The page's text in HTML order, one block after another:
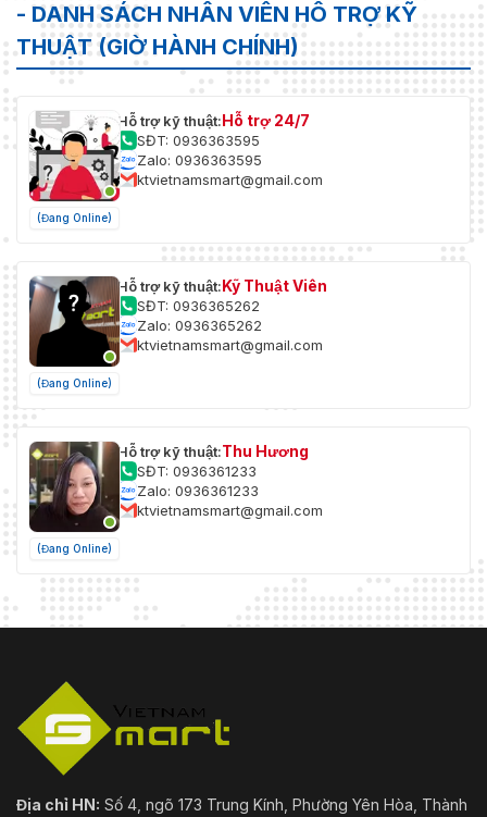
- DANH SÁCH NHÂN VIÊN HỖ TRỢ KỸ
THUẬT (GIỜ HÀNH CHÍNH)
(Đang Online)
Hỗ trợ kỹ thuật:Hỗ trợ 24/7
SĐT: 0936363595
Zalo: 0936363595
ktvietnamsmart@gmail.com
(Đang Online)
Hỗ trợ kỹ thuật:Kỹ Thuật Viên
SĐT: 0936365262
Zalo: 0936365262
ktvietnamsmart@gmail.com
(Đang Online)
Hỗ trợ kỹ thuật:Thu Hương
SĐT: 0936361233
Zalo: 0936361233
ktvietnamsmart@gmail.com
Địa chỉ HN: Số 4, ngõ 173 Trung Kính, Phường Yên Hòa, Thành